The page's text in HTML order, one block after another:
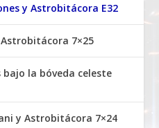
y Astrobitácora E32
Astrobitácora 7×25
la bóveda celeste
y Astrobitácora 7×24